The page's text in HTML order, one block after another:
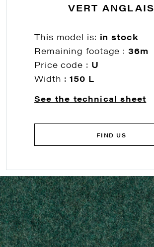
VERT ANGLAIS
This model is: in stock
Remaining footage :36m
Price code : U
Width :150 L
See the technical sheet
FIND US